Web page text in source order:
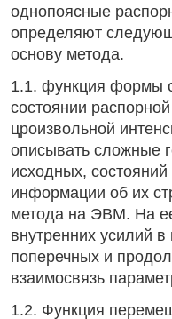
однопоясные
определяют
основу метода.
1.1. функция формы
состоянии
цроизвольной
описывать сложные
исходных,
информации об их
метода на ЭВМ. На
внутренних усилий
поперечных и
взаимосвязь
1.2. Функция